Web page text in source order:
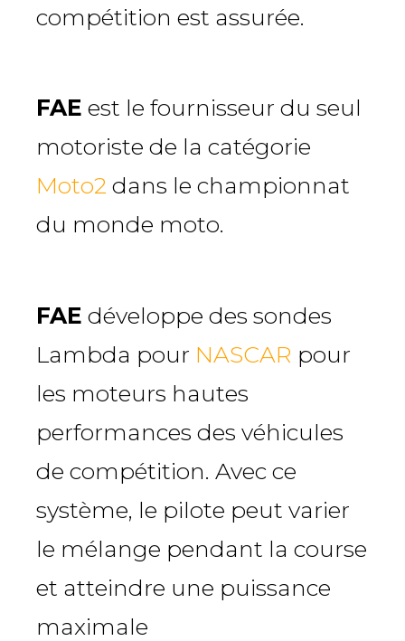
compétition est assurée.
FAE est le fournisseur du seul
motoriste de la catégorie
Moto2 dans le championnat
du monde moto.
FAE développe des sondes
Lambda pour NASCAR pour
les moteurs hautes
performances des véhicules
de compétition. Avec ce
système, le pilote peut varier
le mélange pendant la course
et atteindre une puissance
maximale